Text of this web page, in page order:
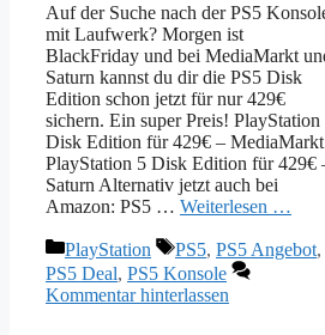
Auf der Suche nach der PS5
mit Laufwerk? Morgen ist
BlackFriday und bei MediaMarkt
Saturn kannst du dir die PS5 Disk
Edition schon jetzt für nur 429€
sichern. Ein super Preis! PlayStation
Disk Edition für 429€ – MediaMarkt
PlayStation 5 Disk Edition für 429€
Saturn Alternativ jetzt auch bei
Amazon: PS5 … Weiterlesen …
Kategorien
PlayStation Schlagwörter
PS5, PS5 Angebot,
PS5 Deal, PS5 Konsole
Kommentar hinterlassen